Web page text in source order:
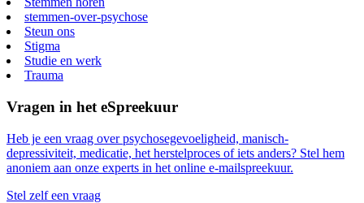
stemmen-over-psychose
Steun ons
Stigma
Studie en werk
Trauma
Vragen in het eSpreekuur
Heb je een vraag over psychosegevoeligheid, manisch-
depressiviteit, medicatie, het herstelproces of iets anders? Stel hem
anoniem aan onze experts in het online e-mailspreekuur.
Stel zelf een vraag